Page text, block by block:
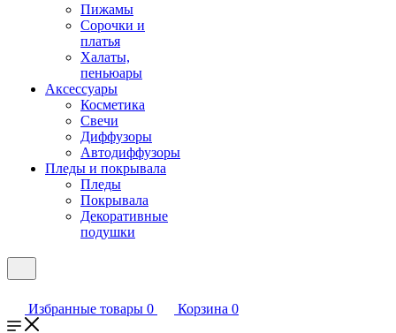
Пижамы
Сорочки и
платья
Халаты,
пеньюары
Аксессуары
Косметика
Свечи
Диффузоры
Автодиффузоры
Пледы и покрывала
Пледы
Покрывала
Декоративные
подушки
Избранные товары 0 Корзина 0